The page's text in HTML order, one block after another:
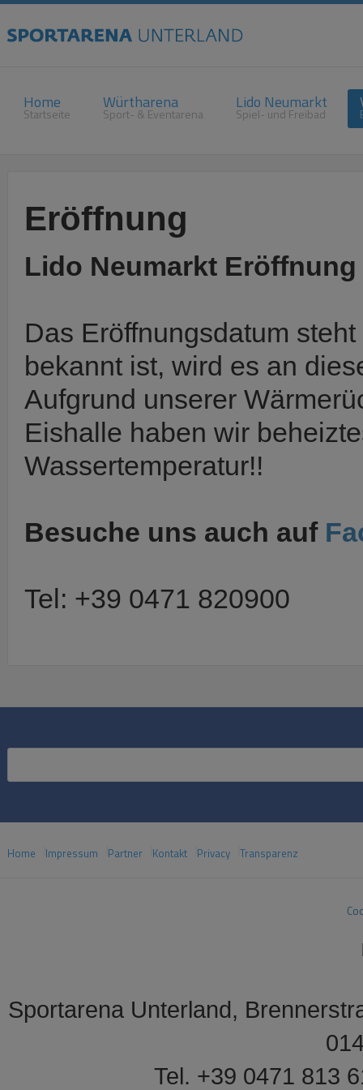
Home
Startseite
Würtharena
Sport- & Eventarena
Lido Neumarkt
Spiel- und Freibad
Eröffnung
Lido Neumarkt Eröffnung
Das Eröffnungsdatum
bekannt ist, wird es an
Aufgrund unserer
Eishalle haben wir
Wassertemperatur!!
Besuche uns auch auf
Tel: +39 0471 820900
Home Impressum Partner Kontakt Privacy Transparenz
Sportarena Unterland,
Tel. +39 0471 813